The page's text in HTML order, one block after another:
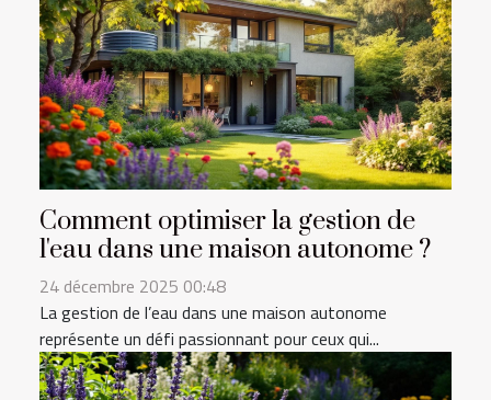
Comment optimiser la gestion de
l'eau dans une maison autonome ?
24 décembre 2025 00:48
La gestion de l’eau dans une maison autonome
représente un défi passionnant pour ceux qui...